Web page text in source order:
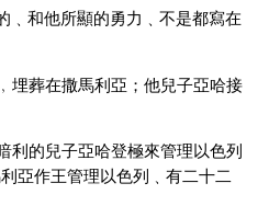
﹑和他所顯的勇力﹑不是都寫在
埋葬在撒馬利亞；他兒子亞哈接
利的兒子亞哈登極來管理以色列
亞作王管理以色列﹑有二十二